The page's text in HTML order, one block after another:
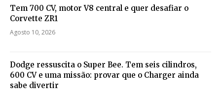
Tem 700 CV, motor V8 central e quer desafiar o
Corvette ZR1
Agosto 10, 2026
Dodge ressuscita o Super Bee. Tem seis cilindros,
600 CV e uma missão: provar que o Charger ainda
sabe divertir